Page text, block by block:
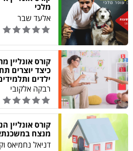
מלכי
אלעד שבר
קורס אונליין
כיצד יוצרים
ילדים
רבקה אלקובי
קורס אונליין
מנצח
דניאל נחמיאס